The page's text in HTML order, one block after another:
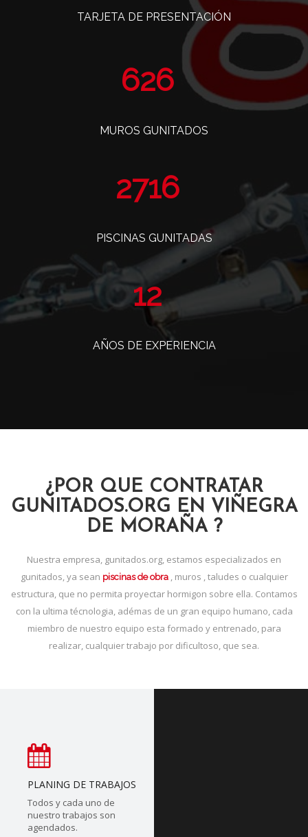
TARJETA DE PRESENTACIÓN
763
MUROS GUNITADOS
3308
PISCINAS GUNITADAS
14
AÑOS DE EXPERIENCIA
¿POR QUE CONTRATAR
GUNITADOS.ORG EN VIÑEGRA
DE MORAÑA ?
Nuestra empresa, gunitados.org, estamos especializados en
gunitados, ya sean piscinas de obra, muros , taludes o cualquier
estructura, que no permita proyectar hormigon sobre ella. Contamos
con la ultima técnologia, adémas de un gran equipo humano, cada
miembro de nuestro equipo esta formado y entrenado, para
realizar, cualquier trabajo por dificultoso, que sea.
PLANING DE TRABAJOS
Todos y cada uno de
nuestro trabajos son
agendados.